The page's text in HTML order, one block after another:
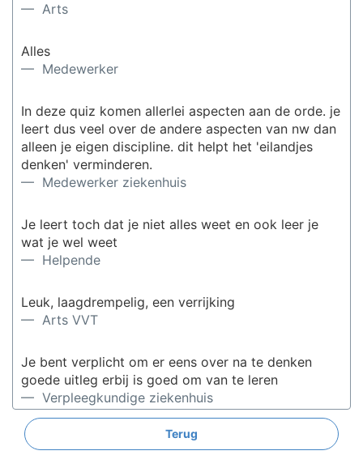
— Arts
Alles
— Medewerker
In deze quiz komen allerlei aspecten aan de orde. je
leert dus veel over de andere aspecten van nw dan
alleen je eigen discipline. dit helpt het 'eilandjes
denken' verminderen.
— Medewerker ziekenhuis
Je leert toch dat je niet alles weet en ook leer je
wat je wel weet
— Helpende
Leuk, laagdrempelig, een verrijking
— Arts VVT
Je bent verplicht om er eens over na te denken
goede uitleg erbij is goed om van te leren
— Verpleegkundige ziekenhuis
Het is leuk en je leert er ook van
Terug